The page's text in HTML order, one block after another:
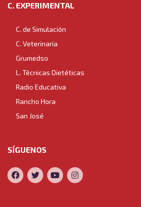
C. EXPERIMENTAL
C. de Simulación
C. Veterinaria
Grumedso
L. Técnicas Dietéticas
Radio Educativa
Rancho Hora
San José
SÍGUENOS